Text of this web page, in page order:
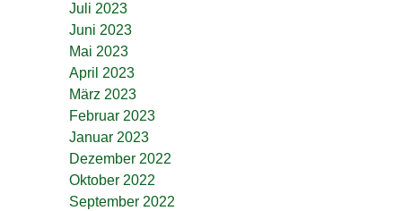
Juli 2023
Juni 2023
Mai 2023
April 2023
März 2023
Februar 2023
Januar 2023
Dezember 2022
Oktober 2022
September 2022